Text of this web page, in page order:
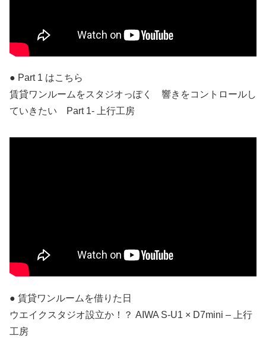
● Part 1 はこちら
賃貸ワンルームをスタジオっぽく 響きをコントロールし
ていきたい Part 1- 上行工房
● 賃貸ワンルームを借りた日
ウエイクスタジオ設立か！？ AIWA S-U1 × D7mini – 上行
工房